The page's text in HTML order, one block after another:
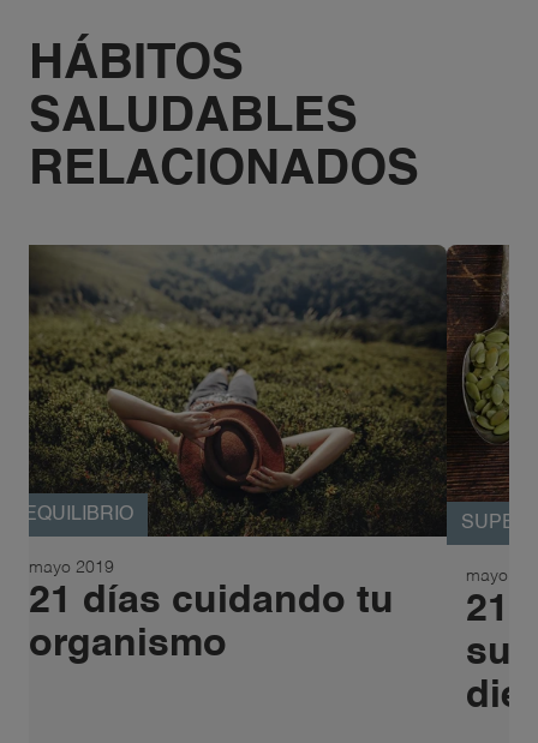
HÁBITOS
SALUDABLES
RELACIONADOS
EQUILIBRIO
mayo 2019
21 días cuidando tu
organismo
mayo
21